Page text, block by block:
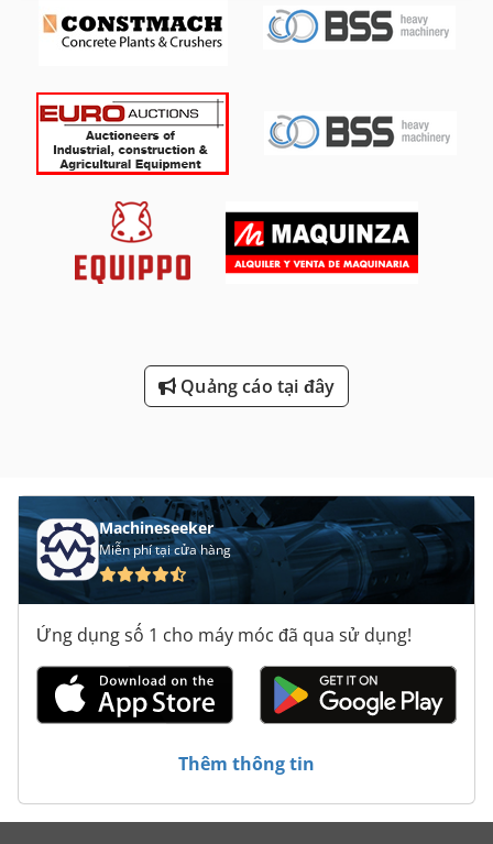
Quảng cáo tại đây
Machineseeker
Miễn phí tại cửa hàng
Ứng dụng số 1 cho máy móc đã qua sử dụng!
Thêm thông tin